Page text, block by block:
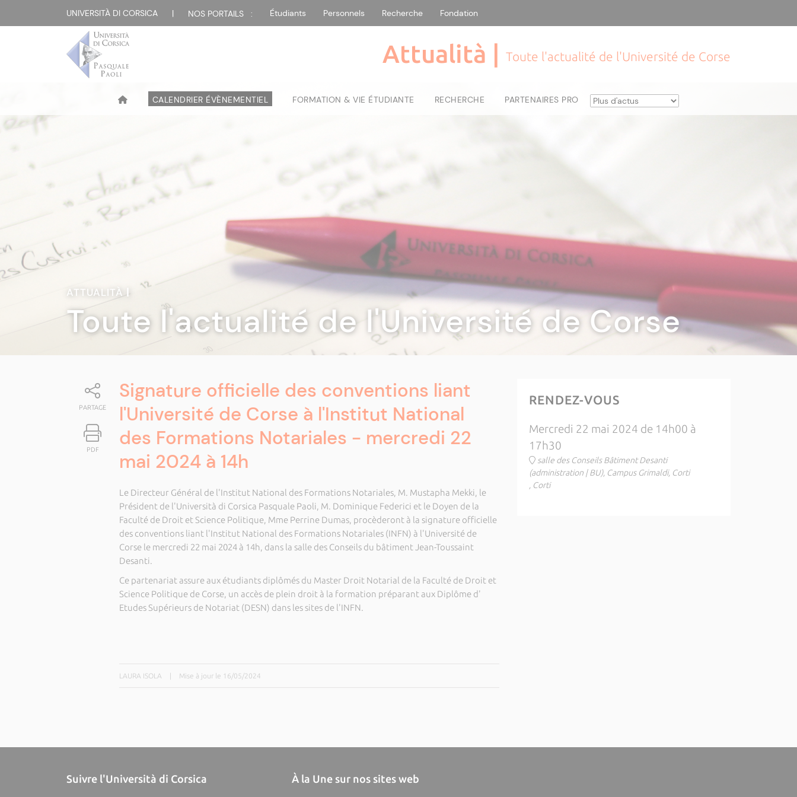
UNIVERSITÀ DI CORSICA | NOS PORTAILS : Étudiants Personnels Recherche Fondation
Attualità | Toute l'actualité de l'Université de Corse
CALENDRIER ÉVÈNEMENTIEL FORMATION & VIE ÉTUDIANTE RECHERCHE PARTENAIRES PRO
ATTUALITÀ|
Toute l'actualité de l'Université de Corse
PARTAGE
PDF
Signature officielle des conventions liant
l'Université de Corse à l'Institut National
des Formations Notariales - mercredi 22
mai 2024 à 14h
Le Directeur Général de l'Institut National des Formations Notariales, M. Mustapha Mekki, le
Président de l'Università di Corsica Pasquale Paoli, M. Dominique Federici et le Doyen de la
Faculté de Droit et Science Politique, Mme Perrine Dumas, procèderont à la signature officielle
des conventions liant l'Institut National des Formations Notariales (INFN) à l'Université de
Corse le mercredi 22 mai 2024 à 14h, dans la salle des Conseils du bâtiment Jean-Toussaint
Desanti.
Ce partenariat assure aux étudiants diplômés du Master Droit Notarial de la Faculté de Droit et
Science Politique de Corse, un accès de plein droit à la formation préparant aux Diplôme d'
Etudes Supérieurs de Notariat (DESN) dans les sites de l'INFN.
LAURA ISOLA Mise à jour le 16/05/2024
RENDEZ-VOUS
Mercredi 22 mai 2024 de 14h00 à
17h30
salle des Conseils Bâtiment Desanti
(administration | BU), Campus Grimaldi, Corti
, Corti
Suivre l'Università di Corsica À la Une sur nos sites web